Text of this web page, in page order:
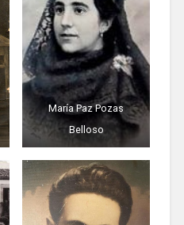
María Paz Pozas
Belloso